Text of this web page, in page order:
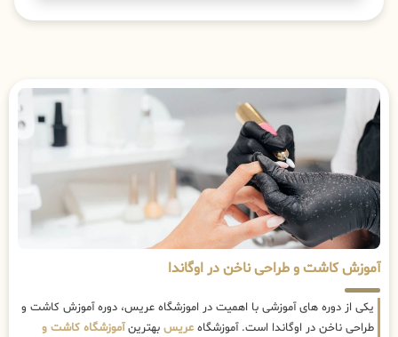
آموزش کاشت و طراحی ناخن در اوگاندا
یکی از دوره های آموزشی با اهمیت در اموزشگاه عریس، دوره آموزش کاشت و
طراحی ناخن در اوگاندا است. آموزشگاه عریس بهترینآموزشگاه کاشت و